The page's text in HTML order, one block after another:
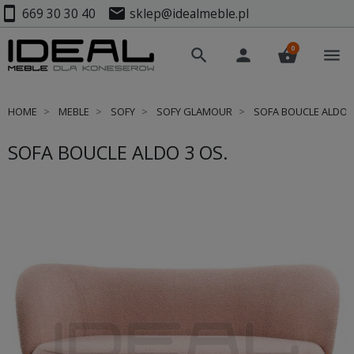
smartphone 669 30 30 40 mail sklep@idealmeble.pl
search person shopping_basket
0 menu
HOME MEBLE SOFY SOFY GLAMOUR SOFA BOUCLE ALDO
SOFA BOUCLE ALDO 3 OS.